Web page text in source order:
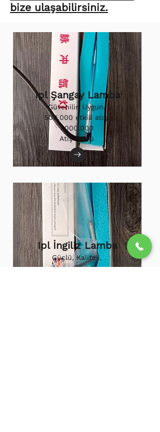
bize ulaşabilirsiniz.
Ipl Şangay Lamba
Güvenilir, Uygun,
500.000 etkili atış.
1.000.000
Atış Ömrü
Ipl İngiliz Lamba
Güçlü, Kaliteli,
Uzun ömürlü,